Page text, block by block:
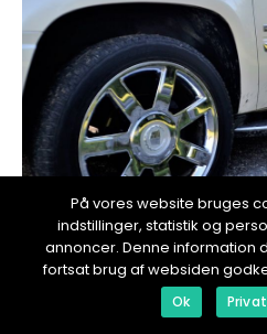
redaktionel
17. January 2024
Bruktbil Tromsø -
På vores website bruges
indstillinger, statistik og
annoncer. Denne information
fortsat brug af websiden
Ok